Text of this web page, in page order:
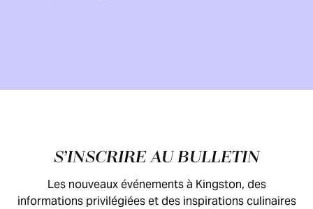
Pied de pageS’INSCRIRE AU BULLETIN
Les nouveaux événements à Kingston, des
informations privilégiées et des inspirations culinaires